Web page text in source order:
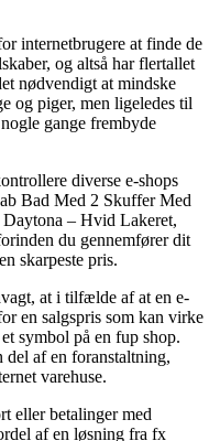
internetbrugere at finde de
og altså har flertallet
nødvendigt at mindske
og piger, men ligeledes til
gange frembyde
diverse e-shops
Bad Med 2 Skuffer Med
– Hvid Lakeret,
du gennemfører dit
skarpeste pris.
at i tilfælde af at en e-
en salgspris som kan virke
symbol på en fup shop.
del af en foranstaltning,
varehuse.
eller betalinger med
af en løsning fra fx